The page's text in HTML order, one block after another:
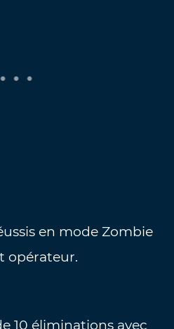
en mode Zombie
opérateur.
10 éliminations avec